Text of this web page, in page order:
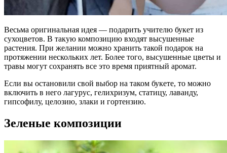
Весьма оригинальная идея — подарить учителю букет из
сухоцветов. В такую композицию входят высушенные
растения. При желании можно хранить такой подарок на
протяжении нескольких лет. Более того, высушенные цветы и
травы могут сохранять все это время приятный аромат.
Если вы остановили свой выбор на таком букете, то можно
включить в него лагурус, гелихризум, статицу, лаванду,
гипсофилу, целозию, злаки и гортензию.
Зеленые композиции